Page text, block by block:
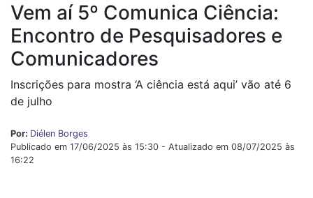
Vem aí 5º Comunica Ciência:
Encontro de Pesquisadores e
Comunicadores
Inscrições para mostra ‘A ciência está aqui’ vão até 6
de julho
Por: Diélen Borges
Publicado em 17/06/2025 às 15:30 - Atualizado em 08/07/2025 às
16:22